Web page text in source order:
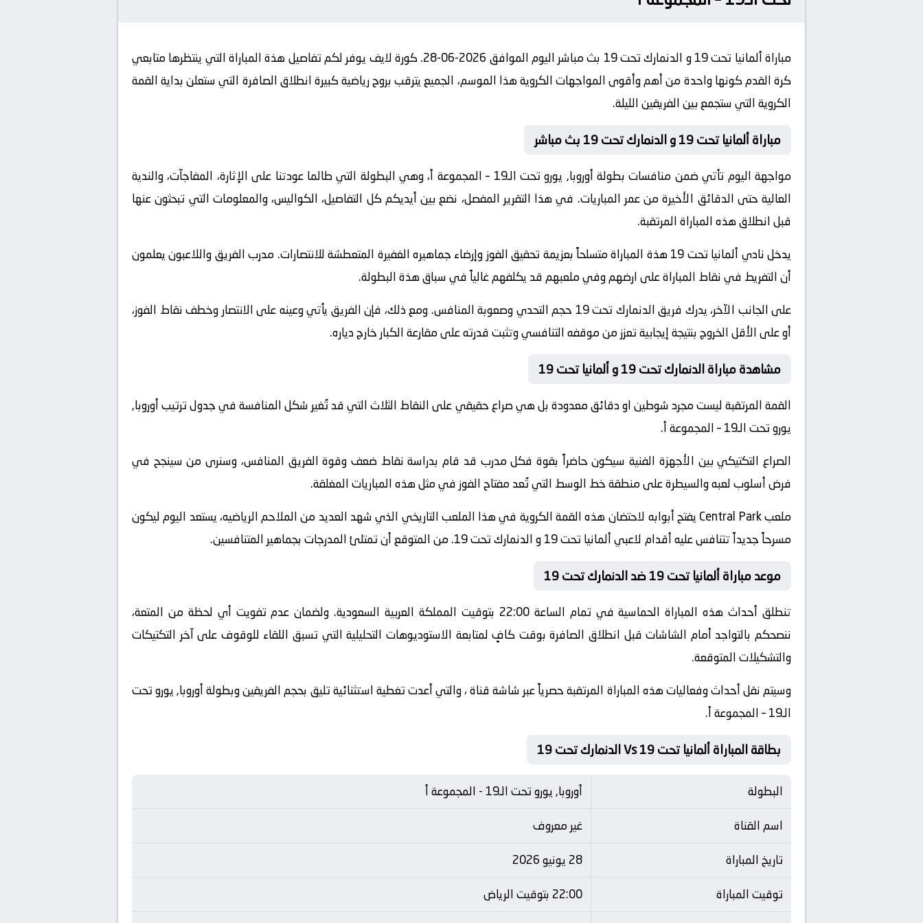
مباراة ألمانيا تحت 19 و الدنمارك تحت 19 بث مباشر اليوم الموافق 2026-06-28. كورة لايف يوفر لكم تفاصيل هذة المباراة التي ينتظرها متابعي
كرة القدم كونها واحدة من أهم وأقوى المواجهات الكروية هذا الموسم، الجميع يترقب بروح رياضية كبيرة انطلاق الصافرة التي ستعلن بداية القمة
الكروية التي ستجمع بين الفريقين الليلة.
مباراة ألمانيا تحت 19 و الدنمارك تحت 19 بث مباشر
مواجهة اليوم تأتي ضمن منافسات بطولة أوروبا, يورو تحت الـ19 – المجموعة أ، وهي البطولة التي طالما عودتنا على الإثارة، المفاجآت، والندية
العالية حتى الدقائق الأخيرة من عمر المباريات. في هذا التقرير المفصل، نضع بين أيديكم كل التفاصيل، الكواليس، والمعلومات التي تبحثون عنها
قبل انطلاق هذه المباراة المرتقبة.
يدخل نادي ألمانيا تحت 19 هذة المباراة متسلحاً بعزيمة تحقيق الفوز وإرضاء جماهيره الغفيرة المتعطشة للانتصارات. مدرب الفريق واللاعبون يعلمون
أن التفريط في نقاط المباراة على ارضهم وفي ملعبهم قد يكلفهم غالياً في سباق هذة البطولة.
على الجانب الآخر، يدرك فريق الدنمارك تحت 19 حجم التحدي وصعوبة المنافس. ومع ذلك، فإن الفريق يأتي وعينه على الانتصار وخطف نقاط الفوز،
أو على الأقل الخروج بنتيجة إيجابية تعزز من موقفه التنافسي وتثبت قدرته على مقارعة الكبار خارج دياره.
مشاهدة مباراة الدنمارك تحت 19 و ألمانيا تحت 19
القمة المرتقبة ليست مجرد شوطين او دقائق معدودة بل هي صراع حقيقي على النقاط الثلاث التي قد تُغير شكل المنافسة في جدول ترتيب أوروبا,
يورو تحت الـ19 – المجموعة أ.
الصراع التكتيكي بين الأجهزة الفنية سيكون حاضراً بقوة فكل مدرب قد قام بدراسة نقاط ضعف وقوة الفريق المنافس، وسنرى من سينجح في
فرض أسلوب لعبه والسيطرة على منطقة خط الوسط التي تُعد مفتاح الفوز في مثل هذه المباريات المغلقة.
ملعب Central Park يفتح أبوابه لاحتضان هذه القمة الكروية في هذا الملعب التاريخي الذي شهد العديد من الملاحم الرياضيه، يستعد اليوم ليكون
مسرحاً جديداً تتنافس عليه أقدام لاعبي ألمانيا تحت 19 و الدنمارك تحت 19. من المتوقع أن تمتلئ المدرجات بجماهير المتنافسين.
موعد مباراة ألمانيا تحت 19 ضد الدنمارك تحت 19
تنطلق أحداث هذه المباراة الحماسية في تمام الساعة 22:00 بتوقيت المملكة العربية السعودية. ولضمان عدم تفويت أي لحظة من المتعة،
ننصحكم بالتواجد أمام الشاشات قبل انطلاق الصافرة بوقت كافٍ لمتابعة الاستوديوهات التحليلية التي تسبق اللقاء للوقوف على آخر التكتيكات
والتشكيلات المتوقعة.
​وسيتم نقل أحداث وفعاليات هذه المباراة المرتقبة حصرياً عبر شاشة قناة ، والتي أعدت تغطية استثنائية تليق بحجم الفريقين وبطولة أوروبا, يورو تحت
الـ19 – المجموعة أ.
بطاقة المباراة ألمانيا تحت 19 Vs الدنمارك تحت 19
البطولة
أوروبا, يورو تحت الـ19 - المجموعة أ
اسم القناة
غير معروف
تاريخ المباراة
28 يونيو 2026
توقيت المباراة
22:00 بتوقيت الرياض